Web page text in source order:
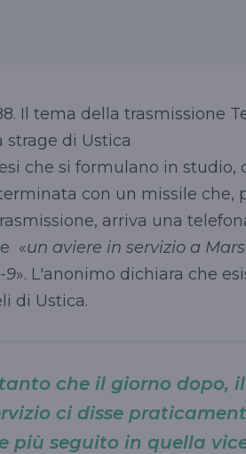
Il tema della trasmissione
strage di Ustica
che si formulano in studio,
con un missile che,
arriva una
«un aviere in servizio a
9». L'anonimo dichiara che
di Ustica.
che il giorno dopo,
ci disse
più seguito in quella